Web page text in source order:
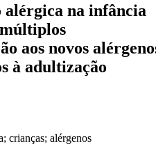
na infância
aos novos
à adultização
crianças; alérgenos